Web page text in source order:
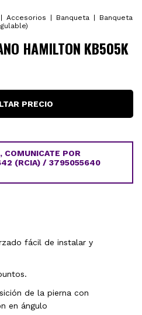
| Accesorios | Banqueta |
Banqueta
HAMILTON KB505K
COMUNICATE POR
(RCIA) / 3795055640
fácil de instalar y
de la pierna con
en ángulo